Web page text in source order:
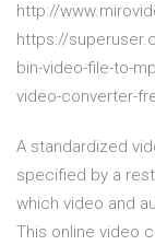
http://
https://
bin-video-file-to-
video-converter-
A standardized
specified by a
which video and
This online video